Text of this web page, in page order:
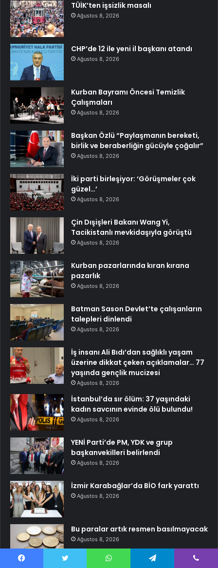
TÜİK’ten işsizlik masalı
Ağustos 8, 2026
CHP’de 12 ile yeni il başkanı atandı
Ağustos 8, 2026
Kurban Bayramı Öncesi Temizlik
Çalışmaları
Ağustos 8, 2026
Başkan Özlü “Paylaşmanın bereketi,
birlik ve beraberliğin gücüyle çoğalır”
Ağustos 8, 2026
İki parti birleşiyor: ‘Görüşmeler çok
güzel…’
Ağustos 8, 2026
Çin Dışişleri Bakanı Wang Yi,
Tacikistanlı mevkidaşıyla görüştü
Ağustos 8, 2026
Kurban pazarlarında kıran kırana
pazarlık
Ağustos 8, 2026
Batman Sason Devlet’te çalışanların
talepleri dinlendi
Ağustos 8, 2026
İş insanı Ali Bıdı’dan sağlıklı yaşam
üzerine dikkat çeken açıklamalar… 77
yaşında gençlik mucizesi
Ağustos 8, 2026
İstanbul’da sır ölüm: 37 yaşındaki
kadın savcının evinde ölü bulundu!
Ağustos 8, 2026
YENİ Parti’de PM, YDK ve grup
başkanvekilleri belirlendi
Ağustos 8, 2026
İzmir Karabağlar’da BİO fark yarattı
Ağustos 8, 2026
Bu paralar artık resmen basılmayacak
Ağustos 8, 2026